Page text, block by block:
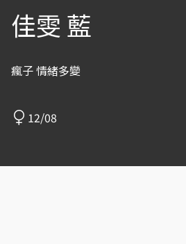
佳雯 藍
瘋子 情緒多變
12/08